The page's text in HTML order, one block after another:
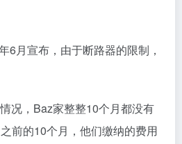
6月宣布，由于断路器的限制，
况，Baz家整整10个月都没有
前的10个月，他们缴纳的费用